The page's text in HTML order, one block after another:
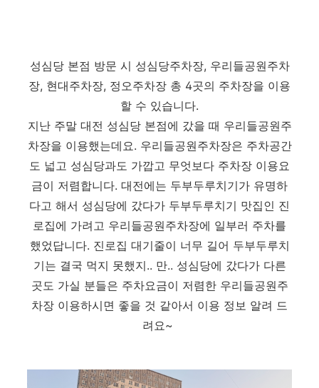
성심당 본점 방문 시 성심당주차장, 우리들공원주차
장, 현대주차장, 정오주차장 총 4곳의 주차장을 이용
할 수 있습니다.
지난 주말 대전 성심당 본점에 갔을 때 우리들공원주
차장을 이용했는데요. 우리들공원주차장은 주차공간
도 넓고 성심당과도 가깝고 무엇보다 주차장 이용요
금이 저렴합니다. 대전에는 두부두루치기가 유명하
다고 해서 성심당에 갔다가 두부두루치기 맛집인 진
로집에 가려고 우리들공원주차장에 일부러 주차를
했었답니다. 진로집 대기줄이 너무 길어 두부두루치
기는 결국 먹지 못했지.. 만.. 성심당에 갔다가 다른
곳도 가실 분들은 주차요금이 저렴한 우리들공원주
차장 이용하시면 좋을 것 같아서 이용 정보 알려 드
려요~